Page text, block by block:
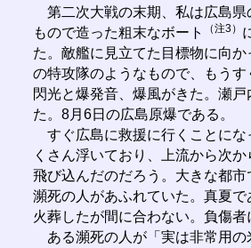
第二次大戦の末期、私は広島県
もので造った粗末なボート
（注3）
た。敵艦に見立てた目標物に向
の特攻隊のようなもので、もう
閃光と爆発音、爆風がきた。瀬
た。8月6日の広島原爆である。
すぐ広島に救援に行くことにな
くさん浮いており、上流から次
飛び込んだのだろう。大きな都
瀕死の人があふれていた。真夏
火葬したが間に合わない。負傷
ある瀕死の人が「実は非常用の